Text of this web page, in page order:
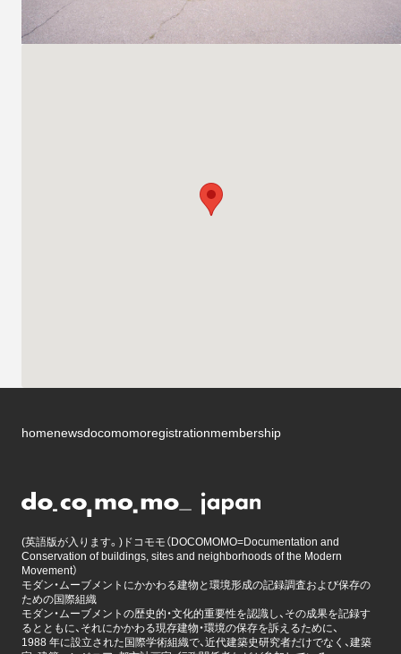
homenewsdocomomoregistrationmembership
(英語版が入ります。)ドコモモ（DOCOMOMO=Documentation and
Conservation of buildings, sites and neighborhoods of the Modern
Movement）
モダン・ムーブメントにかかわる建物と環境形成の記録調査および保存の
ための国際組織
モダン・ムーブメントの歴史的・文化的重要性を認識し、その成果を記録す
るとともに、それにかかわる現存建物・環境の保存を訴えるために、
1988 年に設立された国際学術組織で、近代建築史研究者だけでなく、建築